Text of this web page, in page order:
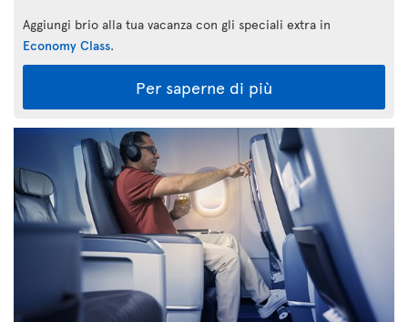
Aggiungi brio alla tua vacanza con gli speciali extra in
Economy Class.
Per saperne di più